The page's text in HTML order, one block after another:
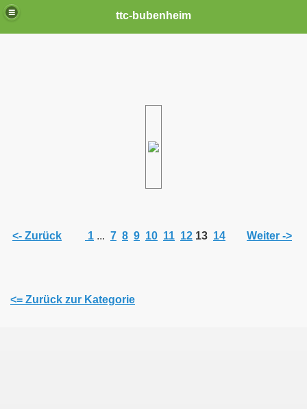
ttc-bubenheim
<- Zurück 1 ... 7 8 9 10 11 12 13 14 Weiter ->
<= Zurück zur Kategorie